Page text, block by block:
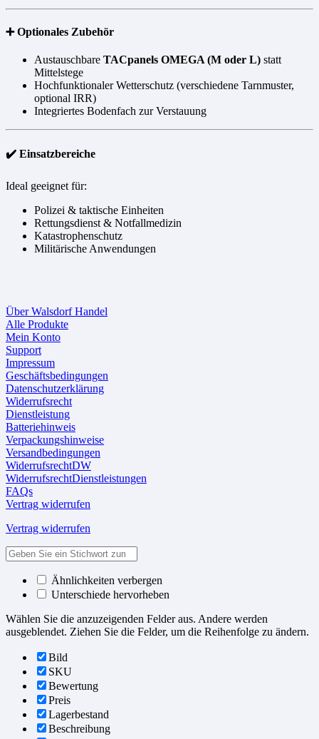
➕ Optionales Zubehör
Austauschbare TACpanels OMEGA (M oder L) statt
Mittelstege
Hochfunktionaler Wetterschutz (verschiedene Tarnmuster,
optional IRR)
Integriertes Bodenfach zur Verstauung
✔️ Einsatzbereiche
Ideal geeignet für:
Polizei & taktische Einheiten
Rettungsdienst & Notfallmedizin
Katastrophenschutz
Militärische Anwendungen
Über Walsdorf Handel
Alle Produkte
Mein Konto
Support
Impressum
Geschäftsbedingungen
Datenschutzerklärung
Widerrufsrecht
Dienstleistung
Batteriehinweis
Verpackungshinweise
Versandbedingungen
WiderrufsrechtDW
WiderrufsrechtDienstleistungen
FAQs
Vertrag widerrufen
Vertrag widerrufen
Ähnlichkeiten verbergen
Unterschiede hervorheben
Wählen Sie die anzuzeigenden Felder aus. Andere werden
ausgeblendet. Ziehen Sie die Felder, um die Reihenfolge zu ändern.
Bild
SKU
Bewertung
Preis
Lagerbestand
Beschreibung